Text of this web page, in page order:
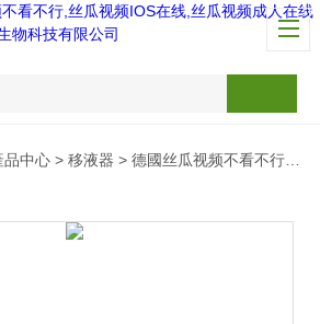
看不行,丝瓜视频IOS在线,丝瓜视频成人在线
品中心 >移液器 >德國丝瓜视频不看不行移液器